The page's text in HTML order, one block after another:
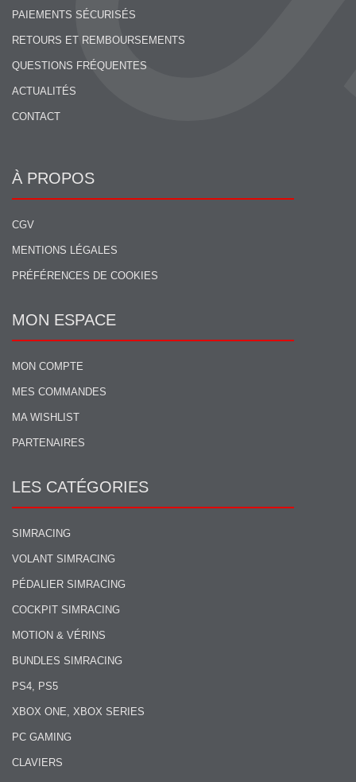
PAIEMENTS SÉCURISÉS
RETOURS ET REMBOURSEMENTS
QUESTIONS FRÉQUENTES
ACTUALITÉS
CONTACT
À PROPOS
CGV
MENTIONS LÉGALES
PRÉFÉRENCES DE COOKIES
MON ESPACE
MON COMPTE
MES COMMANDES
MA WISHLIST
PARTENAIRES
LES CATÉGORIES
SIMRACING
VOLANT SIMRACING
PÉDALIER SIMRACING
COCKPIT SIMRACING
MOTION & VÉRINS
BUNDLES SIMRACING
PS4, PS5
XBOX ONE, XBOX SERIES
PC GAMING
CLAVIERS